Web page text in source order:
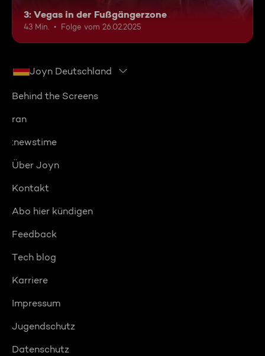
3: Vegas in der Fußgängerzone
43 Min. Folge vom 26.02.2025
Joyn Deutschland
Behind the Screens
ran
:newstime
Über Joyn
Kontakt
Abo hier kündigen
Feedback
Tech blog
Karriere
Impressum
Jugendschutz
Datenschutz